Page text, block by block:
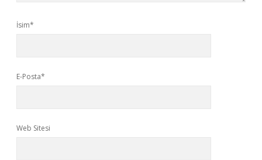
İsim*
E-Posta*
Web Sitesi